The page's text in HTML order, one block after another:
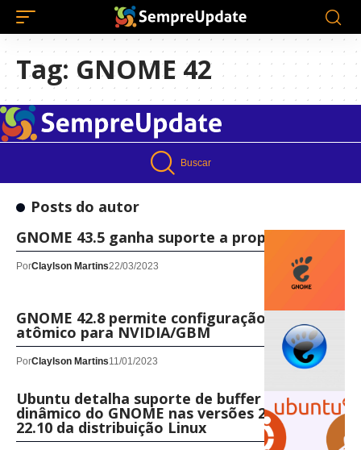
Tag: GNOME 42
Buscar
Posts do autor
GNOME 43.5 ganha suporte a proporção 32:9
PorClaylson Martins22/03/2023
GNOME 42.8 permite configuração de modo
atômico para NVIDIA/GBM
PorClaylson Martins11/01/2023
Ubuntu detalha suporte de buffer triplo
dinâmico do GNOME nas versões 22.04 e
22.10 da distribuição Linux